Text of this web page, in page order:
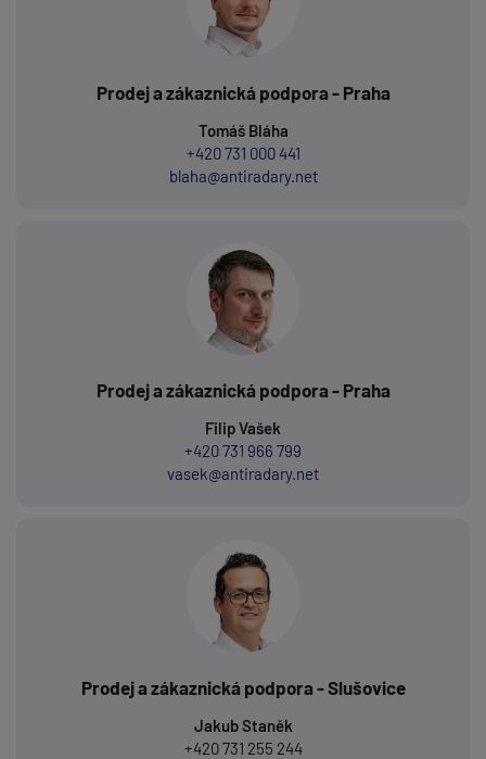
Prodej a zákaznická podpora - Praha
Tomáš Bláha
+420 731 000 441
blaha@antiradary.net
Prodej a zákaznická podpora - Praha
Filip Vašek
+420 731 966 799
vasek@antiradary.net
Prodej a zákaznická podpora - Slušovice
Jakub Staněk
+420 731 255 244